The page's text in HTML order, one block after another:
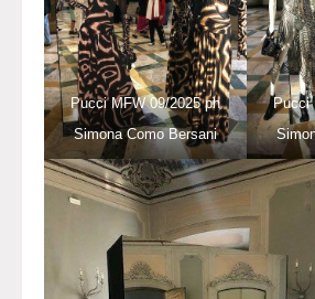
Pucci MFW 09/2025 ph
Simona Como Bersani
Pucci